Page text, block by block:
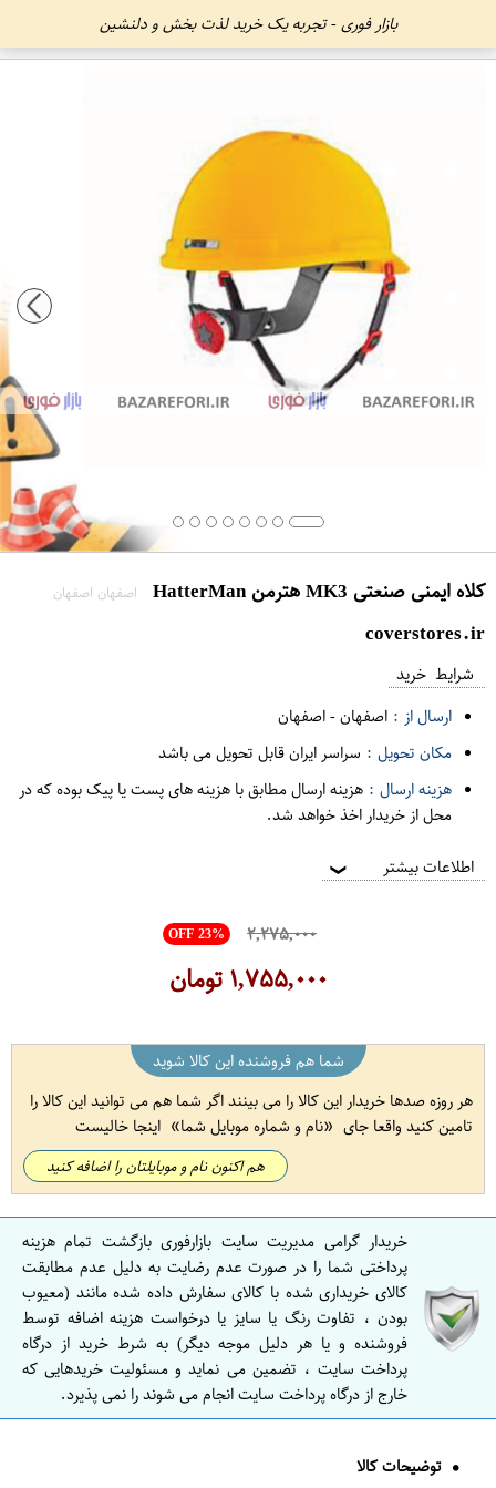
بازار فوری - تجربه یک خرید لذت بخش و دلنشین
کلاه ایمنی صنعتی MK3 هترمن HatterMan اصفهان اصفهان
coverstores.ir
شرایط خرید
ارسال از : اصفهان-اصفهان
مکان تحویل : سراسر ایران قابل تحویل می باشد
هزینه ارسال : هزینه ارسال مطابق با هزینه های پست یا پیک بوده که در
محل از خریدار اخذ خواهد شد.
اطلاعات بیشتر ❯
OFF 23% ۲,۲۷۵,۰۰۰
۱,۷۵۵,۰۰۰تومان
شما هم فروشنده این کالا شوید
هر روزه صدها خریدار این کالا را می بینند اگر شما هم می توانید این کالا را
تامین کنید واقعا جای
نام و شماره موبایل شما اینجا خالیست
هم اکنون نام و موبایلتان را اضافه کنید
خریدار گرامی مدیریت سایت بازارفوری بازگشت تمام هزینه
پرداختی شما را در صورت عدم رضایت به دلیل عدم مطابقت
کالای خریداری شده با کالای سفارش داده شده مانند (معیوب
بودن ، تفاوت رنگ یا سایز یا درخواست هزینه اضافه توسط
فروشنده و یا هر دلیل موجه دیگر) به شرط خرید از درگاه
پرداخت سایت ، تضمین می نماید و مسئولیت خریدهایی که
خارج از درگاه پرداخت سایت انجام می شوند را نمی پذیرد.
توضیحات کالا